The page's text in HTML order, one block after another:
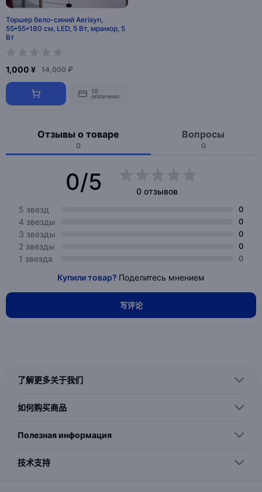
Торшер бело-синий Aerisyn,
55*55*180 см, LED, 5 Вт, мрамор, 5
Вт
1,000 ¥ 14,000 ₽
10
оплачено
Отзывы о товаре
0
Вопросы
0
0/5
0 отзывов
5 звезд
0
4 звезды 0
3 звезды 0
2 звезды 0
1 звезда 0
Купили товар? Поделитесь мнением
写评论
了解更多关于我们
如何购买商品
Полезная информация
技术支持